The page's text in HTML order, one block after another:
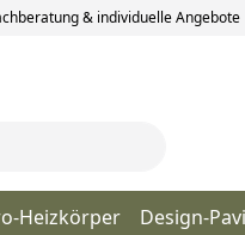
& individuelle Angebote
Heizkörper Design-